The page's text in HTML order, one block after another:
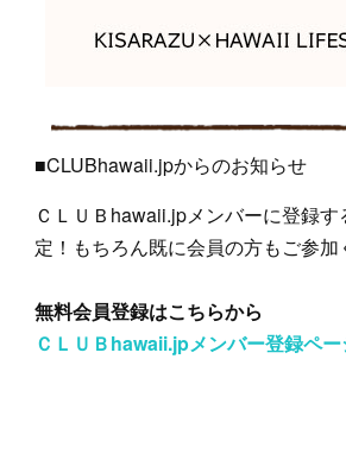
■CLUBhawaii.jpからのお知らせ
ＣＬＵＢhawaii.jpメンバーに登録
定！もちろん既に会員の方もご参加
無料会員登録はこちらから
ＣＬＵＢhawaii.jpメンバー登録ペー